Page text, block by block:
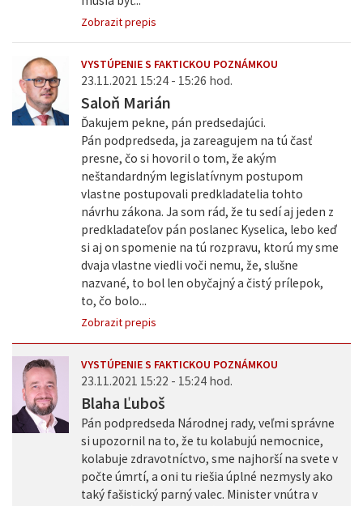
Zobrazit prepis
VYSTÚPENIE S FAKTICKOU POZNÁMKOU
23.11.2021 15:24 - 15:26 hod.
Saloň Marián
Ďakujem pekne, pán predsedajúci.
Pán podpredseda, ja zareagujem na tú časť
presne, čo si hovoril o tom, že akým
neštandardným legislatívnym postupom
vlastne postupovali predkladatelia tohto
návrhu zákona. Ja som rád, že tu sedí aj jeden z
predkladateľov pán poslanec Kyselica, lebo keď
si aj on spomenie na tú rozpravu, ktorú my sme
dvaja vlastne viedli voči nemu, že, slušne
nazvané, to bol len obyčajný a čistý prílepok,
to, čo bolo...
Zobrazit prepis
VYSTÚPENIE S FAKTICKOU POZNÁMKOU
23.11.2021 15:22 - 15:24 hod.
Blaha Ľuboš
Pán podpredseda Národnej rady, veľmi správne
si upozornil na to, že tu kolabujú nemocnice,
kolabuje zdravotníctvo, sme najhorší na svete v
počte úmrtí, a oni tu riešia úplné nezmysly ako
taký fašistický parný valec. Minister vnútra v